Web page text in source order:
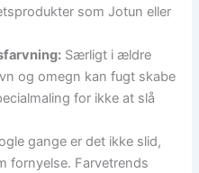
som Jotun eller
Særligt i ældre
og omegn kan fugt skabe
for ikke at slå
gange er det ikke slid,
fornyelse. Farvetrends